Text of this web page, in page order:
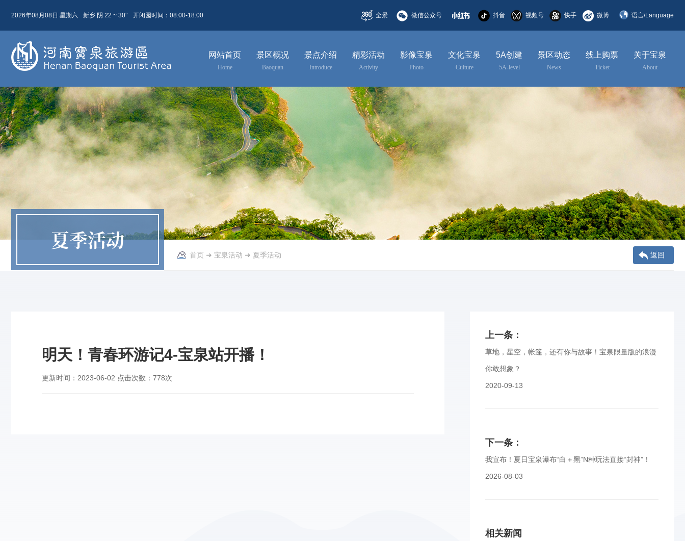
2026年08月08日 星期六 新乡 阴 22 ~ 30°
今天( 星期六)
22 ~ 30
阴
东北风 5级
明天( 星期日)
22 ~ 31
晴
东北风 4级
后天( 星期一)
24 ~ 31
阴
东北风 3级
开闭园时间：08:00-18:00 语言/Language
English
日本語
全景 微信公众号 抖音 视频号 快手 微博
网站首页
Home
景区概况
Baoquan
景点介绍
Introduce
精彩活动
Activity
影像宝泉
Photo
文化宝泉
Culture
5A创建
5A-level
景区动态
News
线上购票
Ticket
关于宝泉
About
夏季活动
首页 ➜ 宝泉活动 ➜ 夏季活动 返回
明天！青春环游记4-宝泉站开播！
更新时间： 2023-06-02 点击次数： 778次
上一条：
草地，星空，帐篷，还有你与故事！宝泉限量版的浪漫
你敢想象？
2020-09-13
下一条：
我宣布！夏日宝泉瀑布“白＋黑”N种玩法直接“封神”！
2026-08-03
相关新闻